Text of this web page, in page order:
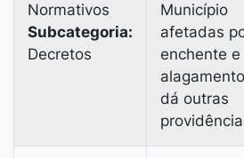
Normativos
Subcategoria:
Decretos
Município
afetadas
enchente e
dá outras